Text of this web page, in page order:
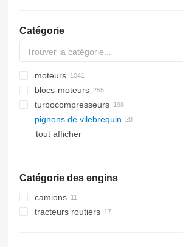
Catégorie
moteurs
blocs-moteurs
turbocompresseurs
pignons de vilebrequin
tout afficher
Catégorie des engins
camions
tracteurs routiers